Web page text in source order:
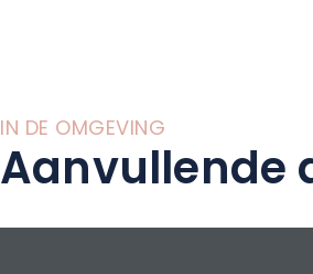
IN DE OMGEVING
Aanvullende